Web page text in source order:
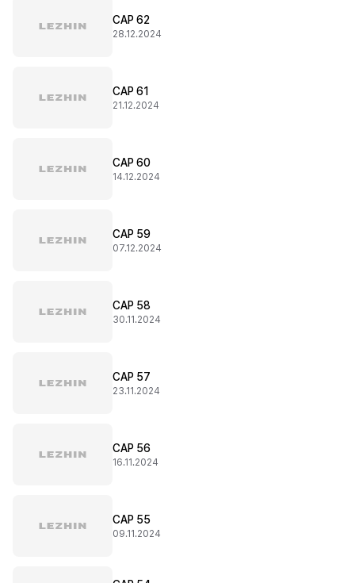
CAP 62
28.12.2024
CAP 61
21.12.2024
CAP 60
14.12.2024
CAP 59
07.12.2024
CAP 58
30.11.2024
CAP 57
23.11.2024
CAP 56
16.11.2024
CAP 55
09.11.2024